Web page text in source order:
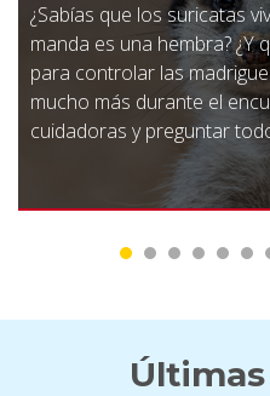
¿Sabías que los suricatas
manda es una hembra? ¿Y
para controlar las
mucho más durante el
cuidadoras y preguntar